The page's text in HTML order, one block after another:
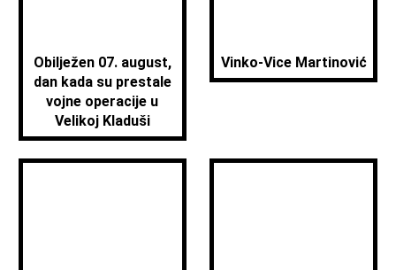
Obilježen 07. august,
dan kada su prestale
vojne operacije u
Velikoj Kladuši
Vinko-Vice Martinović